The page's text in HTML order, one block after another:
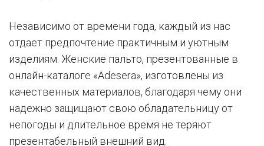
Независимо от времени года, каждый из нас
отдает предпочтение практичным и уютным
изделиям. Женские пальто, презентованные в
онлайн-каталоге «Adesera», изготовлены из
качественных материалов, благодаря чему они
надежно защищают свою обладательницу от
непогоды и длительное время не теряют
презентабельный внешний вид.